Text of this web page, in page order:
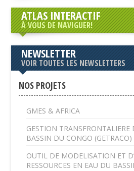
ATLAS INTERACTIF
À VOUS DE NAVIGUER!
NEWSLETTER
VOIR TOUTES LES NEWSLETTERS
NOS PROJETS
GMES & AFRICA
GESTION TRANSFRONTALIERE
BASSIN DU CONGO (GETRACO)
OUTIL DE MODELISATION ET
RESSOURCES EN EAU DU